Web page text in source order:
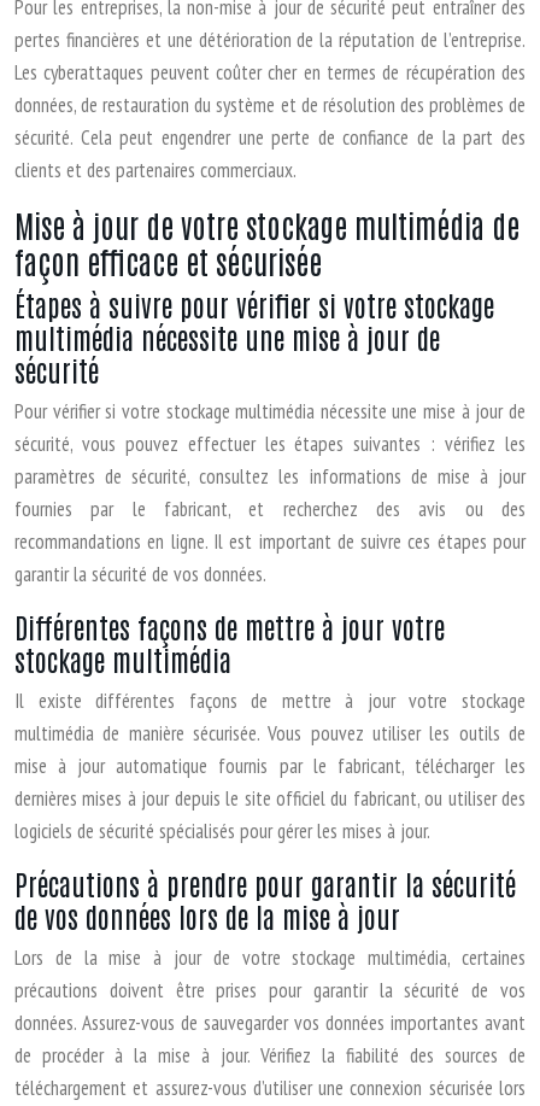
Pour les entreprises, la non-mise à jour de sécurité peut entraîner des
pertes financières et une détérioration de la réputation de l’entreprise.
Les cyberattaques peuvent coûter cher en termes de récupération des
données, de restauration du système et de résolution des problèmes de
sécurité. Cela peut engendrer une perte de confiance de la part des
clients et des partenaires commerciaux.
Mise à jour de votre stockage multimédia de
façon efficace et sécurisée
Étapes à suivre pour vérifier si votre stockage
multimédia nécessite une mise à jour de
sécurité
Pour vérifier si votre stockage multimédia nécessite une mise à jour de
sécurité, vous pouvez effectuer les étapes suivantes : vérifiez les
paramètres de sécurité, consultez les informations de mise à jour
fournies par le fabricant, et recherchez des avis ou des
recommandations en ligne. Il est important de suivre ces étapes pour
garantir la sécurité de vos données.
Différentes façons de mettre à jour votre
stockage multimédia
Il existe différentes façons de mettre à jour votre stockage
multimédia de manière sécurisée. Vous pouvez utiliser les outils de
mise à jour automatique fournis par le fabricant, télécharger les
dernières mises à jour depuis le site officiel du fabricant, ou utiliser des
logiciels de sécurité spécialisés pour gérer les mises à jour.
Précautions à prendre pour garantir la sécurité
de vos données lors de la mise à jour
Lors de la mise à jour de votre stockage multimédia, certaines
précautions doivent être prises pour garantir la sécurité de vos
données. Assurez-vous de sauvegarder vos données importantes avant
de procéder à la mise à jour. Vérifiez la fiabilité des sources de
téléchargement et assurez-vous d’utiliser une connexion sécurisée lors